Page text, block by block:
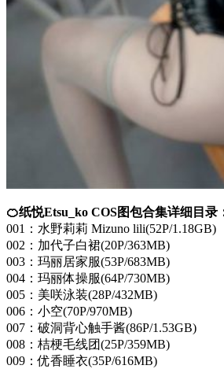
🍊纸悦Etsu_ko COS图包合集详细目录
001：水野莉莉 Mizuno lili(52P/1.18GB)
002：加代子白裙(20P/363MB)
003：玛丽居家服(53P/683MB)
004：玛丽体操服(64P/730MB)
005：美咲泳装(28P/432MB)
006：小空(70P/970MB)
007：破洞背心触手酱(86P/1.53GB)
008：桔梗毛线团(25P/359MB)
009：优香睡衣(35P/616MB)